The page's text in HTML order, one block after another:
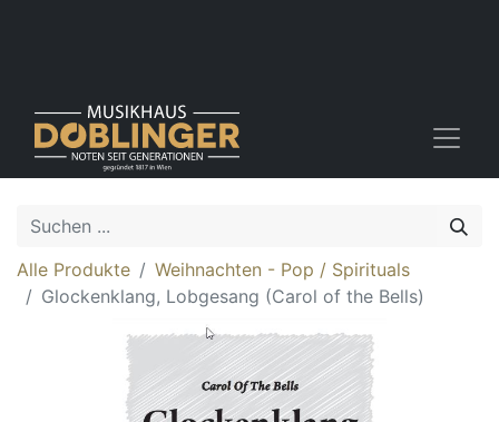
Alle Produkte
Weihnachten - Pop / Spirituals
Glockenklang, Lobgesang (Carol of the Bells)